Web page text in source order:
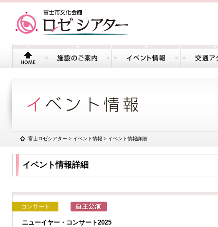
富士ロゼシアター > イベント情報 > イベント情報詳細
イベント情報詳細
コンサート
ニューイヤー・コンサート2025